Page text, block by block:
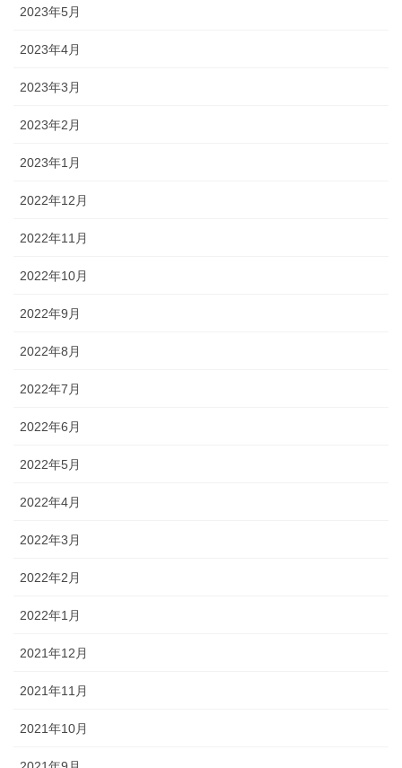
2023年5月
2023年4月
2023年3月
2023年2月
2023年1月
2022年12月
2022年11月
2022年10月
2022年9月
2022年8月
2022年7月
2022年6月
2022年5月
2022年4月
2022年3月
2022年2月
2022年1月
2021年12月
2021年11月
2021年10月